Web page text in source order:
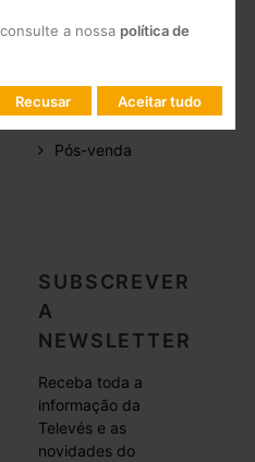
técnica
Formação
Pós-venda
SUBSCREVER
A
NEWSLETTER
Receba toda a
informação da
Televés e as
novidades do
a nossa política de
Recusar Aceitar tudo